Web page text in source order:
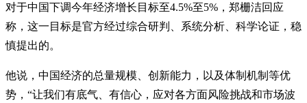
对于中国下调今年经济增长目标至4.5%至5%，郑栅洁回应
称，这一目标是官方经过综合研判、系统分析、科学论证，稳
慎提出的。
他说，中国经济的总量规模、创新能力，以及体制机制等优
势，“让我们有底气、有信心，应对各方面风险挑战和市场波